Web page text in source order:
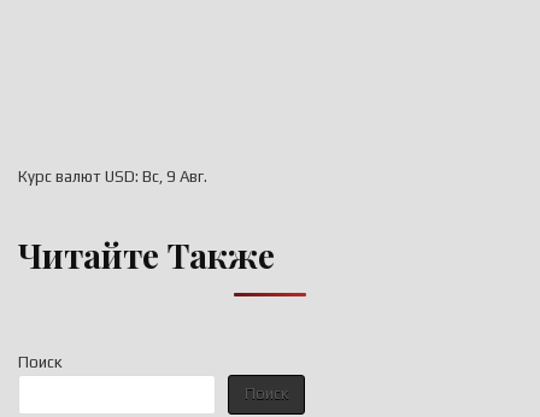
Поиск
Поиск
Курс валют USD: Вс, 9 Авг.
Читайте Также